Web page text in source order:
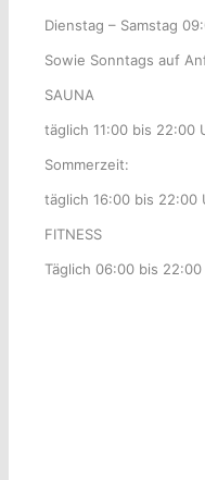
Dienstag – Samstag
Sowie Sonntags auf
SAUNA
täglich 11:00 bis 22:00
Sommerzeit:
täglich 16:00 bis 22:00
FITNESS
Täglich 06:00 bis